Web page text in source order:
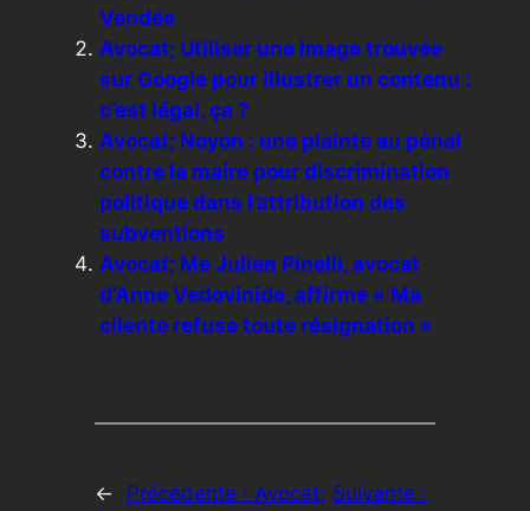
Vendée
Avocat; Utiliser une image trouvée
sur Google pour illustrer un contenu :
c’est légal, ça ?
Avocat; Noyon : une plainte au pénal
contre la maire pour discrimination
politique dans l’attribution des
subventions
Avocat; Me Julien Pinelli, avocat
d’Anne Vedovinide, affirme « Ma
cliente refuse toute résignation »
← Précédente : Avocat; Suivante :